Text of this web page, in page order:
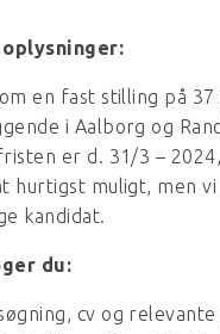
en fast stilling på 37
i Aalborg og
er d. 31/3 –
hurtigst muligt, men
kandidat.
du:
cv og